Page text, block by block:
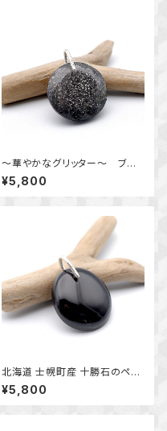
～華やかなグリッター～ ブラッ
クアベンチュリンクォーツのペン
ダント 天然石アクセサリー
一点物
¥5,800
北海道 士幌町産 十勝石のペン
ダント 天然石アクセサリー
一点物 macari
¥5,800